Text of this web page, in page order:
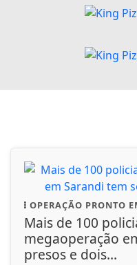
OPERAÇÃO PRONTO
Mais de 100
megaoperação
presos e dois...